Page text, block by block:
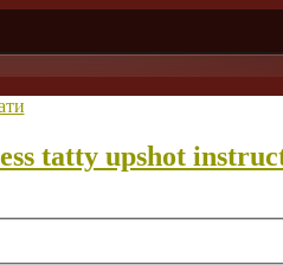
tatty upshot